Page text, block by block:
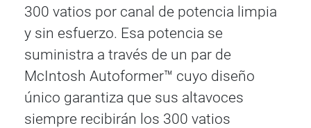
300 vatios por canal de potencia limpia
y sin esfuerzo. Esa potencia se
suministra a través de un par de
McIntosh Autoformer™ cuyo diseño
único garantiza que sus altavoces
siempre recibirán los 300 vatios